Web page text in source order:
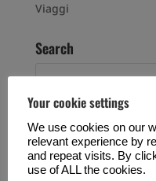
Viaggi
Search
Recent Posts
I migliori hotel di
Come fotografare
Your cookie settings
We use cookies on our
relevant experience by
and repeat visits. By
use of ALL the cookies.